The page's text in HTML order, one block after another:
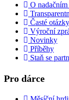
O
Časté otázky
Výroční
Novinky
Příběhy
Staň se
Pro dárce